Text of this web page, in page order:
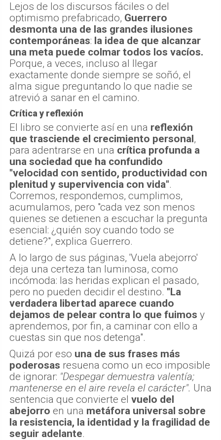
Lejos de los discursos fáciles o del
optimismo prefabricado, Guerrero
desmonta una de las grandes ilusiones
contemporáneas: la idea de que alcanzar
una meta puede colmar todos los vacíos.
Porque, a veces, incluso al llegar
exactamente donde siempre se soñó, el
alma sigue preguntando lo que nadie se
atrevió a sanar en el camino.
Crítica y reflexión
El libro se convierte así en una reflexión
que trasciende el crecimiento personal,
para adentrarse en una crítica profunda a
una sociedad que ha confundido
"velocidad con sentido, productividad con
plenitud y supervivencia con vida".
Corremos, respondemos, cumplimos,
acumulamos, pero "cada vez son menos
quienes se detienen a escuchar la pregunta
esencial: ¿quién soy cuando todo se
detiene?", explica Guerrero.
A lo largo de sus páginas, 'Vuela abejorro'
deja una certeza tan luminosa, como
incómoda: las heridas explican el pasado,
pero no pueden decidir el destino. "La
verdadera libertad aparece cuando
dejamos de pelear contra lo que fuimos y
aprendemos, por fin, a caminar con ello a
cuestas sin que nos detenga".
Quizá por eso una de sus frases más
poderosas resuena como un eco imposible
de ignorar: "Despegar demuestra valentía;
mantenerse en el aire revela el carácter". Una
sentencia que convierte el vuelo del
abejorro en una metáfora universal sobre
la resistencia, la identidad y la fragilidad de
seguir adelante.